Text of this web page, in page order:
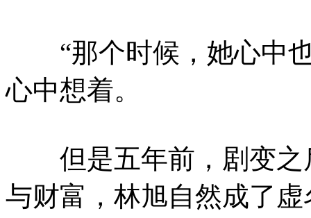
“那个时候，她心中也
心中想着。
但是五年前，剧变之
与财富，林旭自然成了